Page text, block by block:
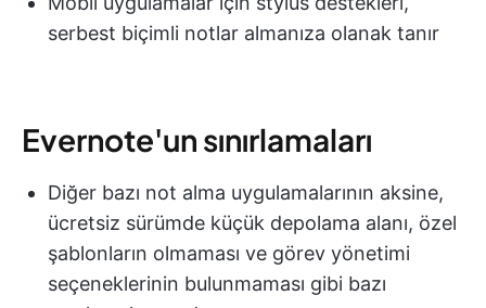
serbest biçimli notlar almanıza olanak tanır
Evernote'un sınırlamaları
Diğer bazı not alma uygulamalarının aksine,
ücretsiz sürümde küçük depolama alanı, özel
şablonların olmaması ve görev yönetimi
seçeneklerinin bulunmaması gibi bazı